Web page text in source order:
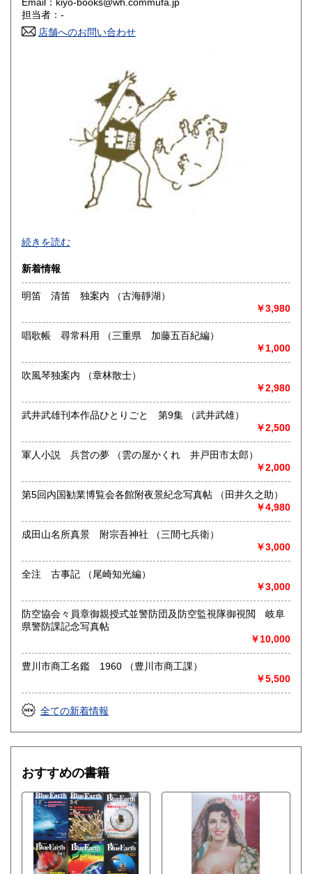
香川県 愛媛県
高知県 600円
600円
600円 大分県
600円 鹿児島県
600円
担当者：-
店舗へのお問い合わせ
最寄駅：名古屋市営地下鉄鶴舞線
営業時間：12:00～18:00
定休日：火曜日定休(仕入れのため不定休となる場合がござい
書籍の買取について
美術関係、建築関係資料等扱っております。
また、江戸期からの古地図、刷り物など、視覚的に当時の様
店頭へのお持ち込み、宅配便でのご送付のいずれも承りま
す。
歴史、社会科学、自然科学、美術工芸、国語国文、古典籍、
近代文献、趣味、サブカルチャー、古書一般（その他）
続きを読む
新着情報
明笛 清笛 独案内 （古海靜湖）
￥3,980
唱歌帳 尋常科用 （三重県 加藤五百紀編）
￥1,000
吹風琴独案内 （章林散士）
￥2,980
武井武雄刊本作品ひとりごと 第9集 （武井武雄）
￥2,500
軍人小説 兵営の夢 （雲の屋かくれ 井戸田市太郎）
￥2,000
第5回内国勧業博覧会各館附夜景紀念写真帖 （田井久之助）
￥4,980
成田山名所真景 附宗吾神社 （三間七兵衛）
￥3,000
全注 古事記 （尾崎知光編）
￥3,000
防空協会々員章御親授式並警防団及防空監視隊御視閲 岐阜
県警防課記念写真帖
￥10,000
豊川市商工名鑑 1960 （豊川市商工課）
￥5,500
全ての新着情報
おすすめの書籍